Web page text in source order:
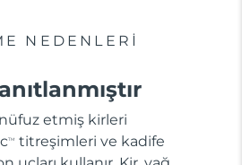
NEDENLERİ
etmiş kirleri
TM
titreşimleri ve kadife